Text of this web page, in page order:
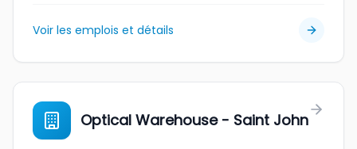
Voir les emplois et détails
Optical Warehouse - Saint John